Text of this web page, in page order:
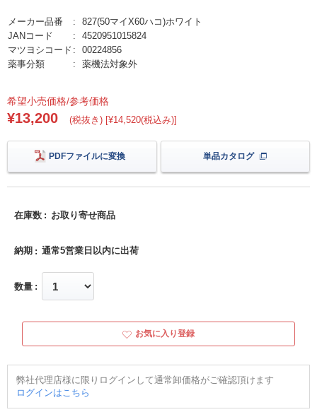
メーカー品番
827(50マイX60ハコ)ホワイト
JANコード
4520951015824
マツヨシコード
00224856
薬事分類
薬機法対象外
希望小売価格/参考価格
¥13,200 (税抜き) [¥14,520(税込み)]
PDFファイルに変換 単品カタログ
在庫数 お取り寄せ商品
納期 通常5営業日以内に出荷
数量
お気に入り登録
弊社代理店様に限りログインして通常卸価格がご確認頂けます
ログインはこちら